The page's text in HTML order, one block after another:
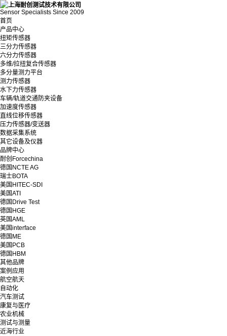
Sensor Specialists Since 2009
首页
产品中心
扭矩传感器
三分力传感器
六分力传感器
多维/拉扭复合传感器
多分量测力平台
测力传感器
水下力传感器
车辆/轨道交通防夹设备
加速度传感器
直线位移传感器
压力传感器/变送器
数据采集系统
其它设备及仪器
品牌中心
耐创Forcechina
德国NCTE AG
瑞士BOTA
美国HITEC-SDI
美国ATI
德国Drive Test
德国HGE
英国AML
美国interface
德国ME
美国PCB
德国HBM
其他品牌
案例应用
航空航天
自动化
汽车测试
康复与医疗
农业机械
测试与测量
近海行业